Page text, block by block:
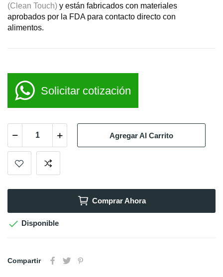
(Clean Touch) y están fabricados con materiales
aprobados por la FDA para contacto directo con
alimentos.
Solicitar cotización
Agregar Al Carrito
Comprar Ahora
 Disponible
Compartir